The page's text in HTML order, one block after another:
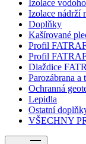
Izolace
Izolace nádrží
Doplňky
Kašírované
Profil
Profil
Dlaždice
Parozábrana a
Ochranná
Lepidla
Ostatní
VŠECHNY